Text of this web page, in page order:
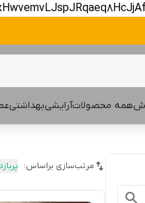
همه محصولاتآرایشیبهداشتی
مرتب‌سازی براساس: